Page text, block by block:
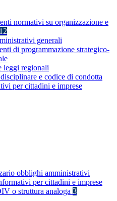
normativi su organizzazione e
12
generali
di programmazione strategico-
leggi regionali
e codice di condotta
per cittadini e imprese
obblighi amministrativi
per cittadini e imprese
o struttura analoga 3